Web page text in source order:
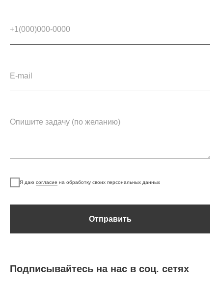
Я даю согласие на обработку своих персональных данных
Отправить
Подписывайтесь на нас в соц. сетях